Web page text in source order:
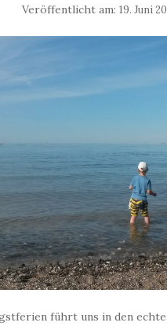
Veröffentlicht am:19. Juni
führt uns in den